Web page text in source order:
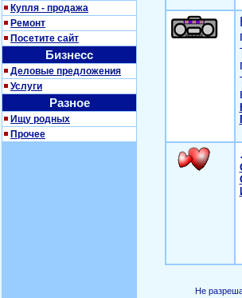
Купля - продажа
Ремонт
Посетите сайт
Бизнесс
Деловые предложения
Услуги
Разное
Ищу родных
Прочее
Не